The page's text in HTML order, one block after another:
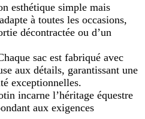
esthétique simple mais
à toutes les occasions,
décontractée ou d’un
sac est fabriqué avec
aux détails, garantissant une
exceptionnelles.
incarne l’héritage équestre
aux exigences